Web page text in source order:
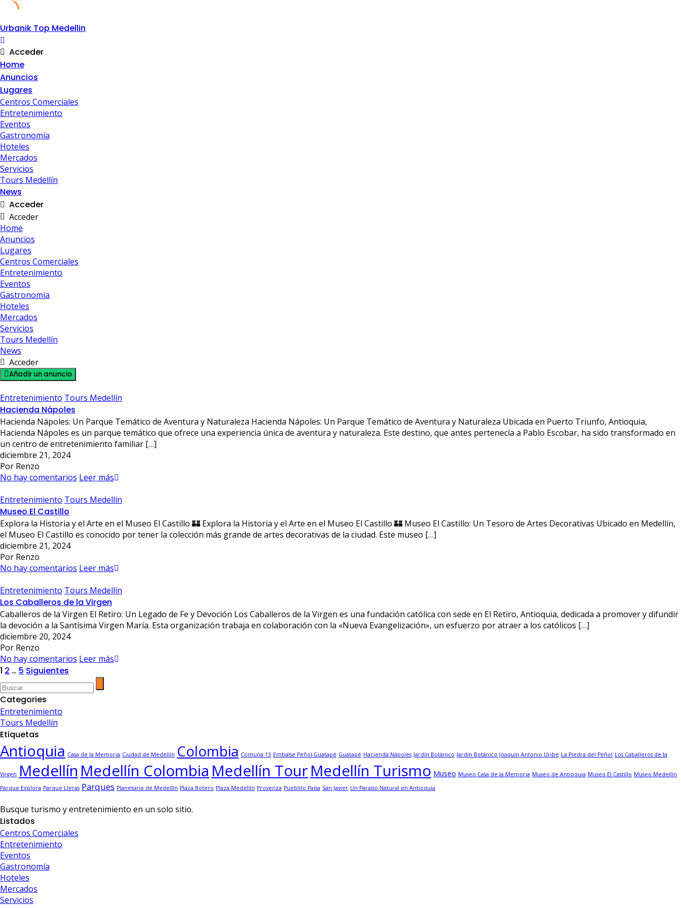
Skip
to
content
Urbanik Top Medellin
Acceder
Home
Anuncios
Lugares
Centros Comerciales
Entretenimiento
Eventos
Gastronomía
Hoteles
Mercados
Servicios
Tours Medellín
News
Acceder
Acceder
Home
Anuncios
Lugares
Centros Comerciales
Entretenimiento
Eventos
Gastronomía
Hoteles
Mercados
Servicios
Tours Medellín
News
Acceder
Añadir un anuncio
Entretenimiento Tours Medellín
Hacienda Nápoles
Hacienda Nápoles: Un Parque Temático de Aventura y Naturaleza Hacienda Nápoles: Un Parque Temático de Aventura y Naturaleza Ubicada en Puerto Triunfo, Antioquia,
Hacienda Nápoles es un parque temático que ofrece una experiencia única de aventura y naturaleza. Este destino, que antes pertenecía a Pablo Escobar, ha sido transformado en
un centro de entretenimiento familiar […]
diciembre 21, 2024
Por Renzo
No hay comentarios Leer más
Entretenimiento Tours Medellín
Museo El Castillo
Explora la Historia y el Arte en el Museo El Castillo 🏰 Explora la Historia y el Arte en el Museo El Castillo 🏰 Museo El Castillo: Un Tesoro de Artes Decorativas Ubicado en Medellín,
el Museo El Castillo es conocido por tener la colección más grande de artes decorativas de la ciudad. Este museo […]
diciembre 21, 2024
Por Renzo
No hay comentarios Leer más
Entretenimiento Tours Medellín
Los Caballeros de la Virgen
Caballeros de la Virgen El Retiro: Un Legado de Fe y Devoción Los Caballeros de la Virgen es una fundación católica con sede en El Retiro, Antioquia, dedicada a promover y difundir
la devoción a la Santísima Virgen María. Esta organización trabaja en colaboración con la «Nueva Evangelización», un esfuerzo por atraer a los católicos […]
diciembre 20, 2024
Por Renzo
No hay comentarios Leer más
Posts
pagination
1 2 … 5 Siguientes
Categories
Entretenimiento
Tours Medellín
Etiquetas
Antioquia Casa de la Memoria Ciudad de Medellín Colombia Comuna 13 Embalse Peñol-Guatapé Guatapé Hacienda Nápoles Jardín Botánico Jardín Botánico Joaquín Antonio Uribe La Piedra del Peñol Los Caballeros de la
Virgen Medellín Medellín Colombia Medellín Tour Medellín Turismo Museo Museo Casa de la Memoria Museo de Antioquia Museo El Castillo Museo Medellín
Parque Explora Parque Lleras Parques Planetario de Medellín Plaza Botero Plaza Medellín Provenza Pueblito Paisa San Javier Un Paraíso Natural en Antioquia
Busque turismo y entretenimiento en un solo sitio.
Listados
Centros Comerciales
Entretenimiento
Eventos
Gastronomía
Hoteles
Mercados
Servicios